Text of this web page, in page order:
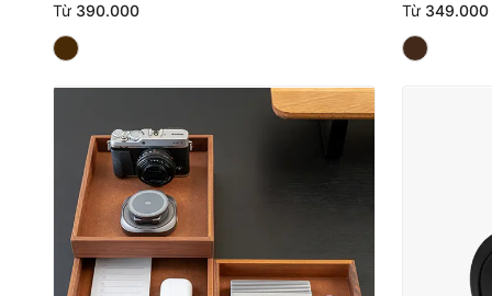
Từ 390.000 Từ 349.000